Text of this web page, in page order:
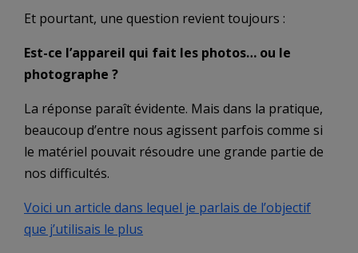
Et pourtant, une question revient toujours :
Est-ce l’appareil qui fait les photos… ou le
photographe ?
La réponse paraît évidente. Mais dans la pratique,
beaucoup d’entre nous agissent parfois comme si
le matériel pouvait résoudre une grande partie de
nos difficultés.
Voici un article dans lequel je parlais de l’objectif
que j’utilisais le plus